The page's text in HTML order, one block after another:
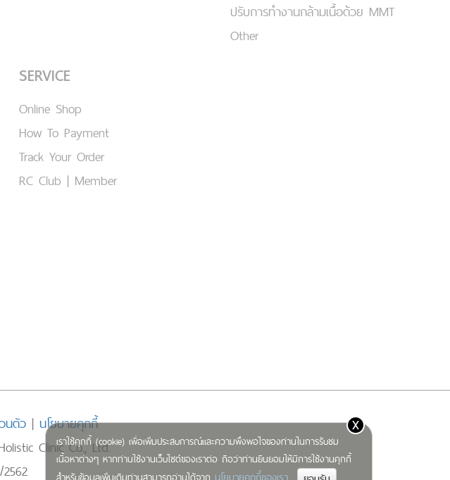
เราใช้คุกกี้ (cookie) เพื่อเพิ่มประสบการณ์และความพึงพอใจของท่านในการรับชม
เนื้อหาต่างๆ หากท่านใช้งานเว็บไซต์ของเราต่อ ถือว่าท่านยินยอมให้มีการใช้งานคุกกี้
x
ปรับการทำงานกล้ามเนื้อด้วย MMT
Other
SERVICE
Online Shop
How To Payment
Track Your Order
RC Club | Member
นตัว| นโยบายคุกกี้
Clinic Co., Ltd.